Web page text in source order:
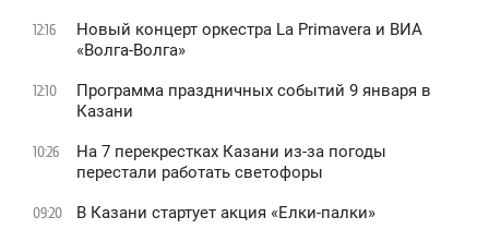
12:16
Новый концерт оркестра La Primavera и ВИА
«Волга-Волга»
12:10
Программа праздничных событий 9 января в
Казани
10:26
На 7 перекрестках Казани из-за погоды
перестали работать светофоры
09:20 В Казани стартует акция «Елки-палки»